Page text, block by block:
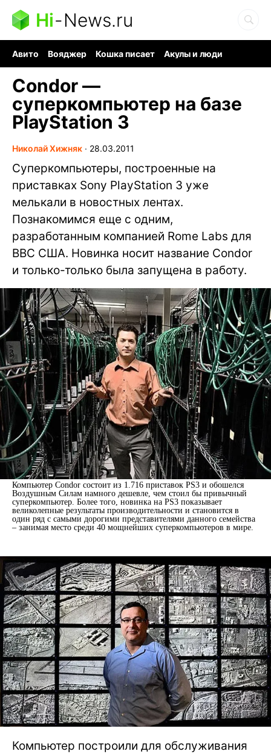
Hi-News.ru
Авито Вояджер Кошка писает
Акулы и люди
Condor —
суперкомпьютер на базе
PlayStation 3
Николай Хижняк ∙ 28.03.2011
Суперкомпьютеры, построенные на
приставках Sony PlayStation 3 уже
мелькали в новостных лентах.
Познакомимся еще с одним,
разработанным компанией Rome Labs для
ВВС США. Новинка носит название Condor
и только-только была запущена в работу.
Компьютер Condor состоит из 1.716 приставок PS3 и обошелся
Воздушным Силам намного дешевле, чем стоил бы привычный
суперкомпьютер. Более того, новинка на PS3 показывает
великолепные результаты производительности и становится в
один ряд с самыми дорогими представителями данного семейства
– занимая место среди 40 мощнейших суперкомпьютеров в мире.
Компьютер построили для обслуживания